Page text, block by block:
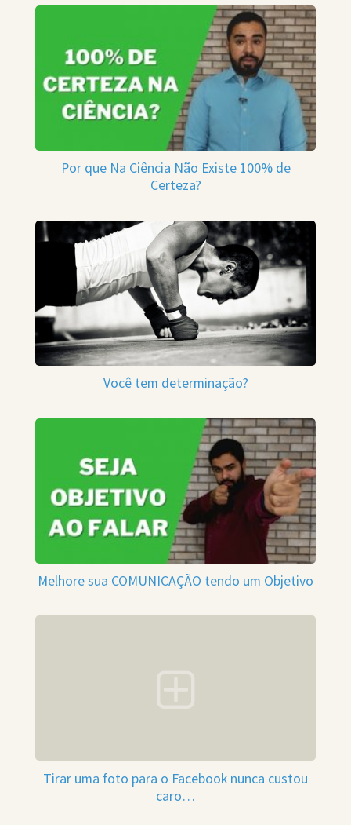
Por que Na Ciência Não Existe 100% de
Certeza?
Você tem determinação?
Melhore sua COMUNICAÇÃO tendo um Objetivo
Tirar uma foto para o Facebook nunca custou
caro…